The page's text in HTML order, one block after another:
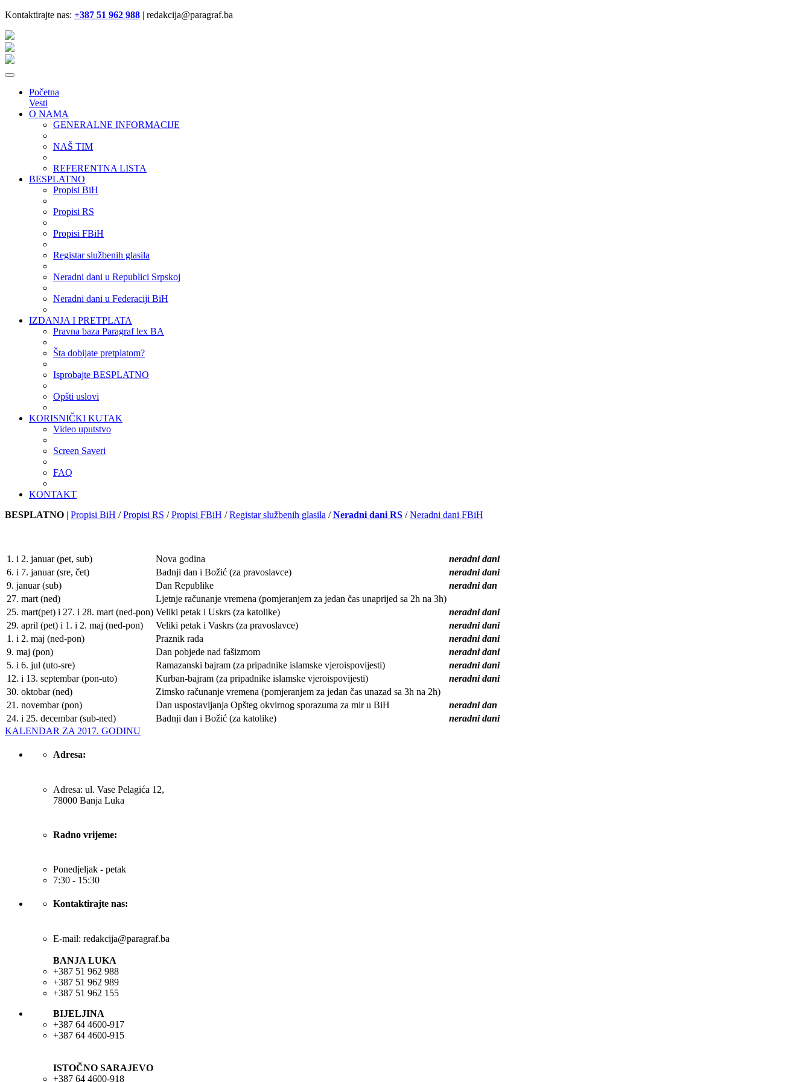
Kontaktirajte nas: +387 51 962 988 | redakcija@paragraf.ba
Početna
Vesti
O NAMA
GENERALNE INFORMACIJE
NAŠ TIM
REFERENTNA LISTA
BESPLATNO
Propisi BiH
Propisi RS
Propisi FBiH
Registar službenih glasila
Neradni dani u Republici Srpskoj
Neradni dani u Federaciji BiH
IZDANJA I PRETPLATA
Pravna baza Paragraf lex BA
Šta dobijate pretplatom?
Isprobajte BESPLATNO
Opšti uslovi
KORISNIČKI KUTAK
Video uputstvo
Screen Saveri
FAQ
KONTAKT
BESPLATNO | Propisi BiH /Propisi RS /Propisi FBiH /Registar službenih glasila /Neradni dani RS /Neradni dani FBiH
1. i 2. januar (pet, sub) Nova godina
neradni dani
6. i 7. januar (sre, čet)
Badnji dan i Božić (za pravoslavce)
neradni dani
9. januar (sub)
Dan Republike
neradni dan
27. mart (ned)
Ljetnje računanje vremena (pomjeranjem za jedan čas unaprijed sa 2h na 3h)
25. mart(pet) i 27. i 28. mart (ned-pon) Veliki petak i Uskrs (za katolike)
neradni dani
29. april (pet) i 1. i 2. maj (ned-pon)
Veliki petak i Vaskrs (za pravoslavce)
neradni dani
1. i 2. maj (ned-pon)
Praznik rada
neradni dani
9. maj (pon)
Dan pobjede nad fašizmom
neradni dani
5. i 6. jul (uto-sre)
Ramazanski bajram (za pripadnike islamske vjeroispovijesti)
neradni dani
12. i 13. septembar (pon-uto)
Kurban-bajram (za pripadnike islamske vjeroispovijesti)
neradni dani
30. oktobar (ned)
Zimsko računanje vremena (pomjeranjem za jedan čas unazad sa 3h na 2h)
21. novembar (pon)
Dan uspostavljanja Opšteg okvirnog sporazuma za mir u BiH
neradni dan
24. i 25. decembar (sub-ned)
Badnji dan i Božić (za katolike)
neradni dani
KALENDAR ZA 2017. GODINU
Adresa:
Adresa: ul. Vase Pelagića 12,
78000 Banja Luka
Radno vrijeme:
Ponedjeljak - petak
7:30 - 15:30
Kontaktirajte nas:
E-mail: redakcija@paragraf.ba
BANJA LUKA
+387 51 962 988
+387 51 962 989
+387 51 962 155
BIJELJINA
+387 64 4600-917
+387 64 4600-915
ISTOČNO SARAJEVO
+387 64 4600-918